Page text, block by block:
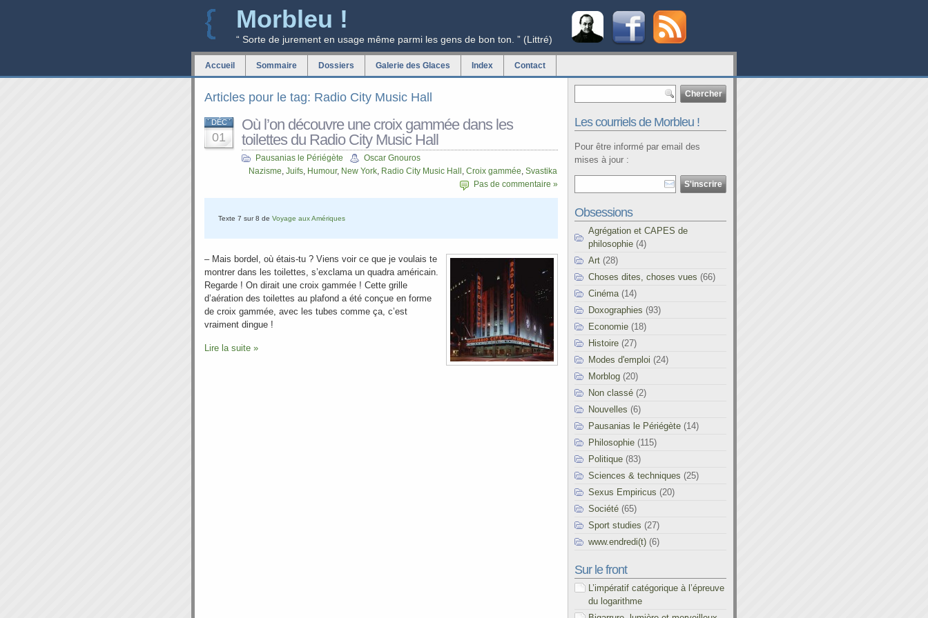
Morbleu !
“ Sorte de jurement en usage même parmi les gens de bon ton. ” (Littré)
Accueil Sommaire Dossiers Galerie des Glaces Index Contact
Articles pour le tag: Radio City Music Hall
DÉC
01
Où l’on découvre une croix gammée dans les
toilettes du Radio City Music Hall
Pausanias le Périégète
Oscar Gnouros
Nazisme, Juifs, Humour, New York, Radio City Music Hall , Croix gammée, Svastika
Pas de commentaire »
Texte 7 sur 8 de Voyage aux Amériques
– Mais bordel, où étais-tu ? Viens voir ce que je voulais te
montrer dans les toilettes, s’exclama un quadra américain.
Regarde ! On dirait une croix gammée ! Cette grille
d’aération des toilettes au plafond a été conçue en forme
de croix gammée, avec les tubes comme ça, c’est
vraiment dingue !
Lire la suite »
Les courriels de Morbleu !
Pour être informé par email des
mises à jour :
Obsessions
Agrégation et CAPES de
philosophie (4)
Art (28)
Choses dites, choses vues (66)
Cinéma (14)
Doxographies (93)
Economie (18)
Histoire (27)
Modes d'emploi (24)
Morblog (20)
Non classé (2)
Nouvelles (6)
Pausanias le Périégète (14)
Philosophie (115)
Politique (83)
Sciences & techniques (25)
Sexus Empiricus (20)
Société (65)
Sport studies (27)
www.endredi(t) (6)
Sur le front
L’impératif catégorique à l’épreuve
du logarithme